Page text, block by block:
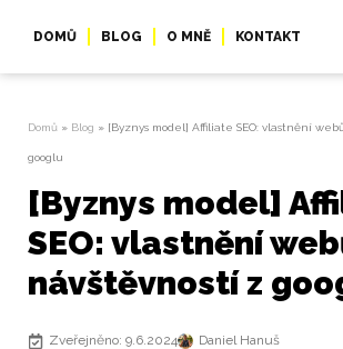
DOMŮ BLOG O MNĚ KONTAKT
Domů » Blog » [Byznys model] Affiliate SEO: vlastnění
googlu
[Byznys model]
SEO: vlastnění
návštěvností z
Zveřejněno: 9.6.2024 Daniel Hanuš